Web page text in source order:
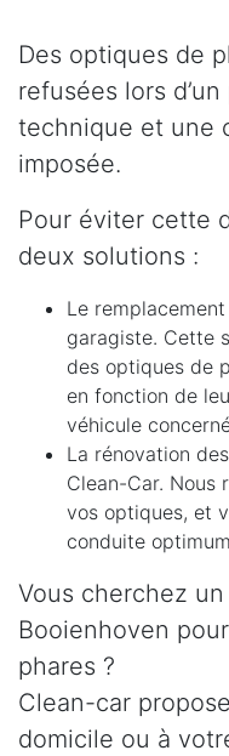
Des optiques de
refusées lors
technique et une
imposée.
Pour éviter cette
deux solutions :
Le
garagiste. Cette
des optiques de
en fonction de
véhicule
La rénovation
Clean-Car. Nous
vos optiques, et
conduite
Vous cherchez
Booienhoven
phares ?
Clean-car
domicile ou à